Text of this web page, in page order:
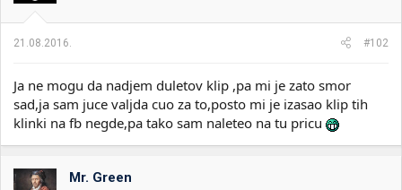
21.08.2016. #102
Ja ne mogu da nadjem duletov klip ,pa mi je zato smor
sad,ja sam juce valjda cuo za to,posto mi je izasao klip tih
klinki na fb negde,pa tako sam naleteo na tu pricu
Mr. Green